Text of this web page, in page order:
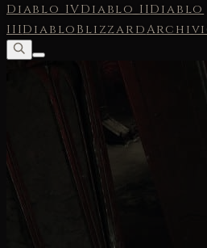
Diablo IVDiablo IIDiablo
IIIDiabloBlizzard